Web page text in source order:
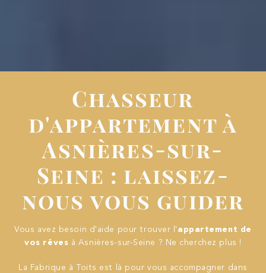
Chasseur
d'appartement à
Asnières-sur-
Seine : laissez-
nous vous guider
Vous avez besoin d'aide pour trouver l' appartement de
vos rêves à Asnières-sur-Seine ? Ne cherchez plus !
La Fabrique à Toits est là pour vous accompagner dans